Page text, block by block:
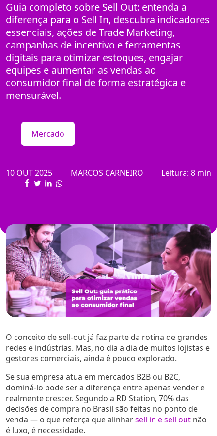
Guia completo sobre Sell Out: entenda a
diferença para o Sell In, descubra indicadores
essenciais, ações de Trade Marketing,
campanhas de incentivo e ferramentas
digitais para otimizar estoques, engajar
equipes e aumentar as vendas ao
consumidor final de forma estratégica e
mensurável.
Mercado
10 OUT 2025 MARCOS CARNEIRO Leitura: 8 min
O conceito de sell-out já faz parte da rotina de grandes
redes e indústrias. Mas, no dia a dia de muitos lojistas e
gestores comerciais, ainda é pouco explorado.
Se sua empresa atua em mercados B2B ou B2C,
dominá-lo pode ser a diferença entre apenas vender e
realmente crescer. Segundo a RD Station, 70% das
decisões de compra no Brasil são feitas no ponto de
venda — o que reforça que alinharsell in e sell out não
é luxo, é necessidade.